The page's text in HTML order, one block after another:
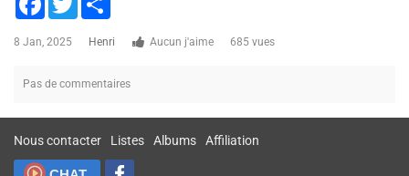
8 Jan, 2025 Henri Aucun j'aime 685 vues
Pas de commentaires
Nous contacter Listes Albums Affiliation